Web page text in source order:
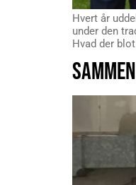
Hvert år
under den
Hvad der